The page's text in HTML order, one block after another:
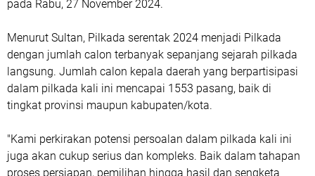
pada Rabu, 27 November 2024.
Menurut Sultan, Pilkada serentak 2024 menjadi Pilkada
dengan jumlah calon terbanyak sepanjang sejarah pilkada
langsung. Jumlah calon kepala daerah yang berpartisipasi
dalam pilkada kali ini mencapai 1553 pasang, baik di
tingkat provinsi maupun kabupaten/kota.
"Kami perkirakan potensi persoalan dalam pilkada kali ini
juga akan cukup serius dan kompleks. Baik dalam tahapan
proses persiapan, pemilihan hingga hasil dan sengketa